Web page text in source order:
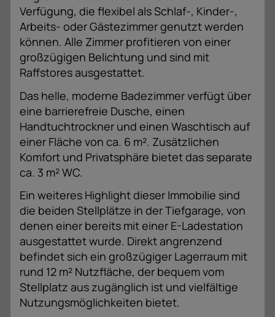
Verfügung, die flexibel als Schlaf-, Kinder-,
Arbeits- oder Gästezimmer genutzt werden
können. Alle Zimmer profitieren von einer
großzügigen Belichtung und sind mit
Raffstores ausgestattet.
Das helle, moderne Badezimmer verfügt über
eine barrierefreie Dusche, einen
Handtuchtrockner und einen Waschtisch auf
einer Fläche von ca. 6 m². Zusätzlichen
Komfort und Privatsphäre bietet das separate
ca. 3 m² WC.
Ein weiteres Highlight dieser Immobilie sind
die beiden Stellplätze in der Tiefgarage, von
denen einer bereits mit einer E-Ladestation
ausgestattet wurde. Direkt angrenzend
befindet sich ein großzügiger Lagerraum mit
rund 12 m² Nutzfläche, der bequem vom
Stellplatz aus zugänglich ist und vielfältige
Nutzungsmöglichkeiten bietet.